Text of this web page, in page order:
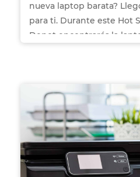
nueva laptop barata?
para ti. Durante este Hot
Depot encontrarás la